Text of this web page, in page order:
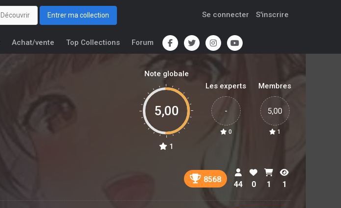
Découvrir Entrer ma collection Se connecter S'inscrire
Achat/vente Top Collections Forum
Note globale
5,00
1
Les experts
-
0
Membres
5,00
1
8568
44 0 1 1